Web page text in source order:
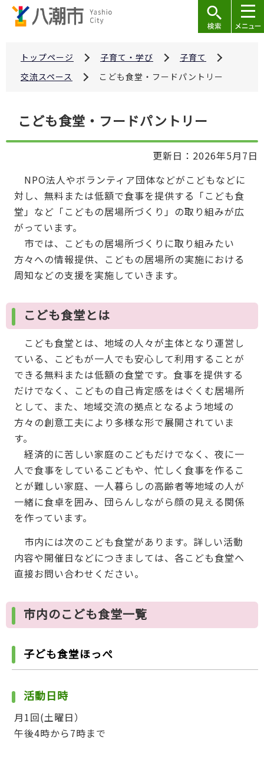
トップページ 子育て・学び
子育て
交流スペース
こども食堂・フードパントリー
こ
こども食堂・フードパントリー
更新日：2026年5月7日
NPO法人やボランティア団体などがこどもなどに
対し、無料または低額で食事を提供する「こども食
堂」など「こどもの居場所づくり」の取り組みが広
がっています。
市では、こどもの居場所づくりに取り組みたい
方々への情報提供、こどもの居場所の実施における
周知などの支援を実施していきます。
こども食堂とは
こども食堂とは、地域の人々が主体となり運営し
ている、こどもが一人でも安心して利用することが
できる無料または低額の食堂です。食事を提供する
だけでなく、こどもの自己肯定感をはぐくむ居場所
として、また、地域交流の拠点となるよう地域の
方々の創意工夫により多様な形で展開されていま
す。
経済的に苦しい家庭のこどもだけでなく、夜に一
人で食事をしているこどもや、忙しく食事を作るこ
とが難しい家庭、一人暮らしの高齢者等地域の人が
一緒に食卓を囲み、団らんしながら顔の見える関係
を作っています。
市内には次のこども食堂があります。詳しい活動
内容や開催日などにつきましては、各こども食堂へ
直接お問い合わせください。
市内のこども食堂一覧
子ども食堂ほっぺ
活動日時
月1回(土曜日）
午後4時から7時まで